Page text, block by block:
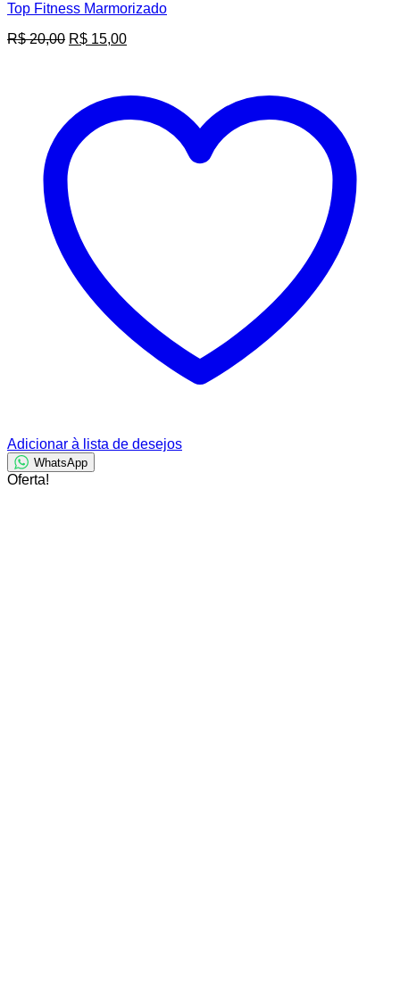
Top Fitness Marmorizado
R$20,00 O
R$ 20,00.
R$ 15,00O
R$ 15,00.
Adicionar à lista de desejos
WhatsApp
Oferta!